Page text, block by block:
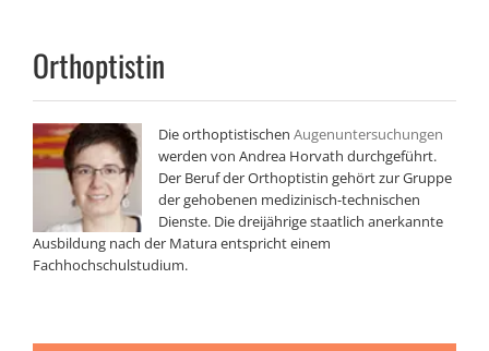
Orthoptistin
Die orthoptistischen Augenuntersuchungen
werden von Andrea Horvath durchgeführt.
Der Beruf der Orthoptistin gehört zur Gruppe
der gehobenen medizinisch-technischen
Dienste. Die dreijährige staatlich anerkannte
Ausbildung nach der Matura entspricht einem
Fachhochschulstudium.